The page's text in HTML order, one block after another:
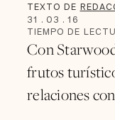
TEXTO DE
31 . 03 . 16
TIEMPO DE
Con
frutos
relaciones